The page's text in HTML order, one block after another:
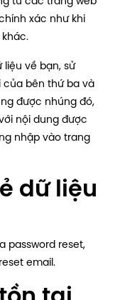
xác như khi
liệu về bạn, sử
của bên thứ ba và
được nhúng đó,
nội dung được
nhập vào trang
dữ liệu
password reset,
email.